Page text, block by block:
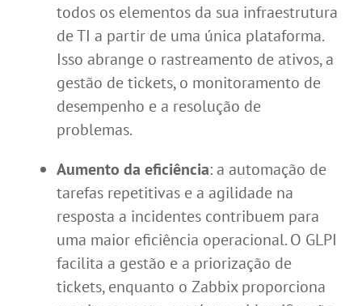
todos os elementos da sua infraestrutura
de TI a partir de uma única plataforma.
Isso abrange o rastreamento de ativos, a
gestão de tickets, o monitoramento de
desempenho e a resolução de
problemas.
Aumento da eficiência: a automação de
tarefas repetitivas e a agilidade na
resposta a incidentes contribuem para
uma maior eficiência operacional. O GLPI
facilita a gestão e a priorização de
tickets, enquanto o Zabbix proporciona